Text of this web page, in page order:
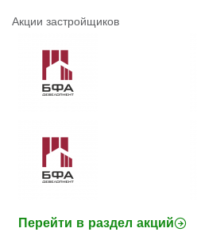
Акции застройщиков
Перейти в раздел акций